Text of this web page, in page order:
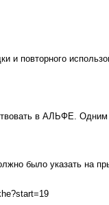
и повторного
в АЛЬФЕ.
было указать на